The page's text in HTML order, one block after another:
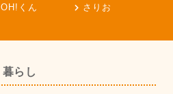
OH!くん さりお
暮らし